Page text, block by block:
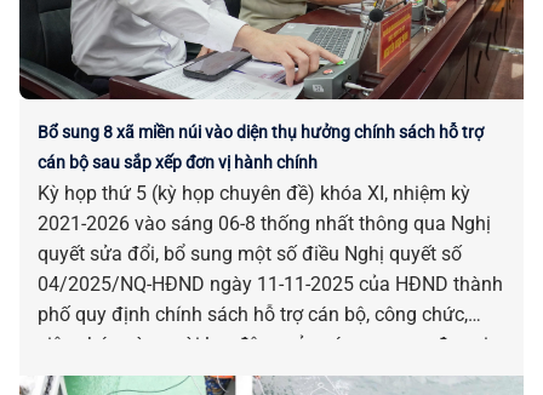
Bổ sung 8 xã miền núi vào diện thụ hưởng chính sách hỗ trợ
cán bộ sau sắp xếp đơn vị hành chính
Kỳ họp thứ 5 (kỳ họp chuyên đề) khóa XI, nhiệm kỳ
2021-2026 vào sáng 06-8 thống nhất thông qua Nghị
quyết sửa đổi, bổ sung một số điều Nghị quyết số
04/2025/NQ-HĐND ngày 11-11-2025 của HĐND thành
phố quy định chính sách hỗ trợ cán bộ, công chức,
viên chức và người lao động của các cơ quan, đơn vị
bị tác động, ảnh hưởng do sắp xếp đơn vị hành chính.